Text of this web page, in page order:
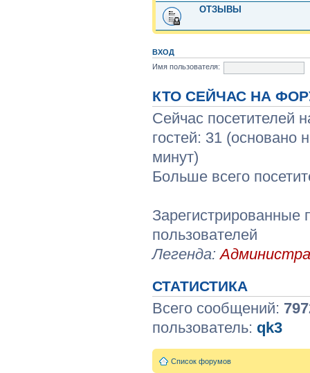
ОТЗЫВЫ
ВХОД
Имя пользователя:
КТО СЕЙЧАС НА
Сейчас посетителей
гостей: 31 (основано
минут)
Больше всего
Зарегистрированные
пользователей
Легенда:
СТАТИСТИКА
Всего сообщений:
пользователь: qk3
Список форумов